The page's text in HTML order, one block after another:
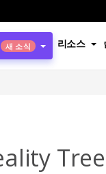
새 소식 리소스